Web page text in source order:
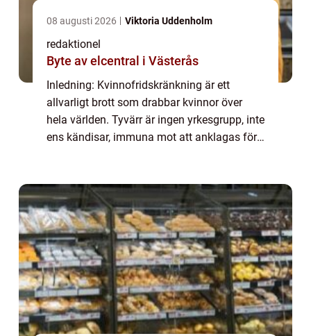
08 augusti 2026 Viktoria Uddenholm
redaktionel
Byte av elcentral i Västerås
Inledning: Kvinnofridskränkning är ett
allvarligt brott som drabbar kvinnor över
hela världen. Tyvärr är ingen yrkesgrupp, inte
ens kändisar, immuna mot att anklagas för
s...